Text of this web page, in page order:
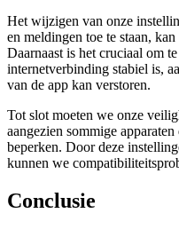
Het wijzigen van onze
en meldingen toe te staan,
Daarnaast is het cruciaal om
internetverbinding stabiel is,
van de app kan verstoren.
Tot slot moeten we onze
aangezien sommige
beperken. Door deze
kunnen we
Conclusie